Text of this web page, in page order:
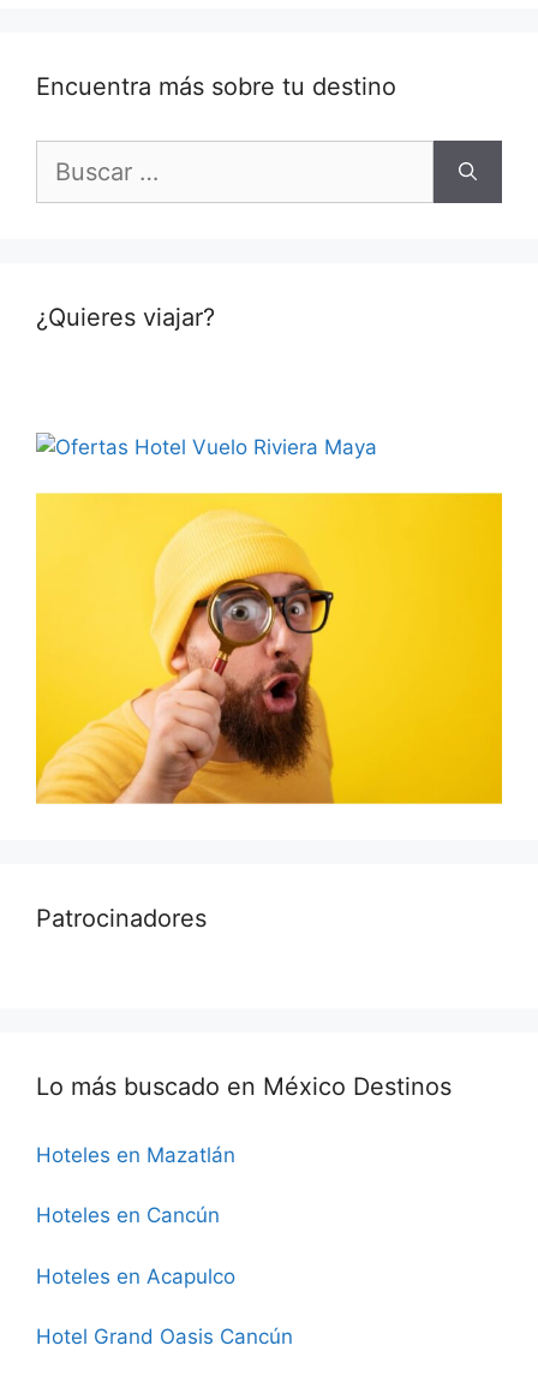
Encuentra más sobre tu destino
¿Quieres viajar?
Patrocinadores
Lo más buscado en México Destinos
Hoteles en Mazatlán
Hoteles en Cancún
Hoteles en Acapulco
Hotel Grand Oasis Cancún